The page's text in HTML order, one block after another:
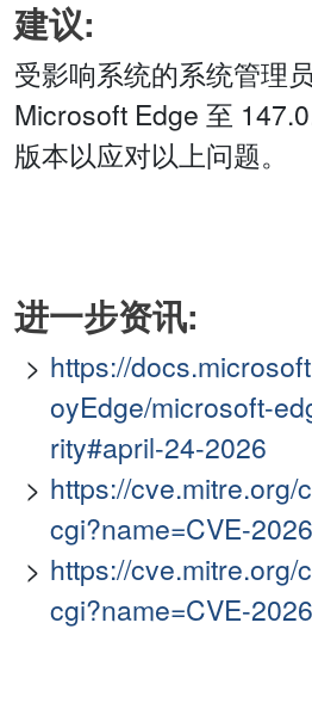
建议:
受影响系统的系统管理
Microsoft Edge 至
版本以应对以上问题。
进一步资讯:
https://
oyEdge/microsoft-
rity#april-24-2026
https://cve.mitre.org/
cgi?name=CVE-
https://cve.mitre.org/
cgi?name=CVE-